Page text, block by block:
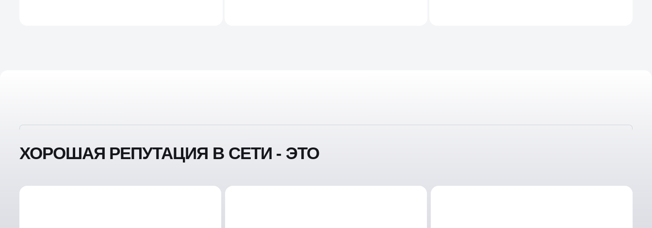
ХОРОШАЯ РЕПУТАЦИЯ В СЕТИ - ЭТО